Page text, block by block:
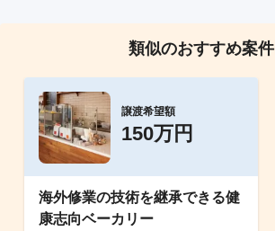
類似のおすすめ案件
譲渡希望額
150万円
海外修業の技術を継承できる健
康志向ベーカリー